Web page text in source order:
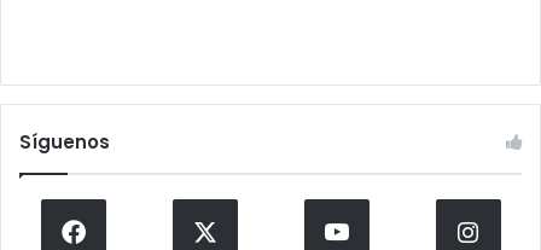
Síguenos